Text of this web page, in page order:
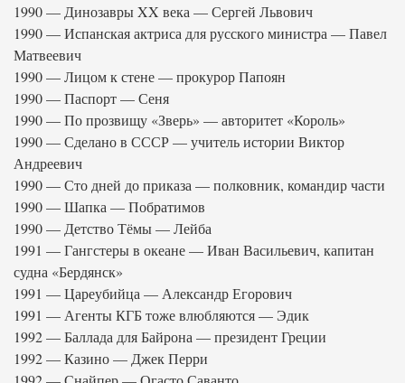
1990 — Динозавры XX века — Сергей Львович
1990 — Испанская актриса для русского министра — Павел
Матвеевич
1990 — Лицом к стене — прокурор Папоян
1990 — Паспорт — Сеня
1990 — По прозвищу «Зверь» — авторитет «Король»
1990 — Сделано в СССР — учитель истории Виктор
Андреевич
1990 — Сто дней до приказа — полковник, командир части
1990 — Шапка — Побратимов
1990 — Детство Тёмы — Лейба
1991 — Гангстеры в океане — Иван Васильевич, капитан
судна «Бердянск»
1991 — Цареубийца — Александр Егорович
1991 — Агенты КГБ тоже влюбляются — Эдик
1992 — Баллада для Байрона — президент Греции
1992 — Казино — Джек Перри